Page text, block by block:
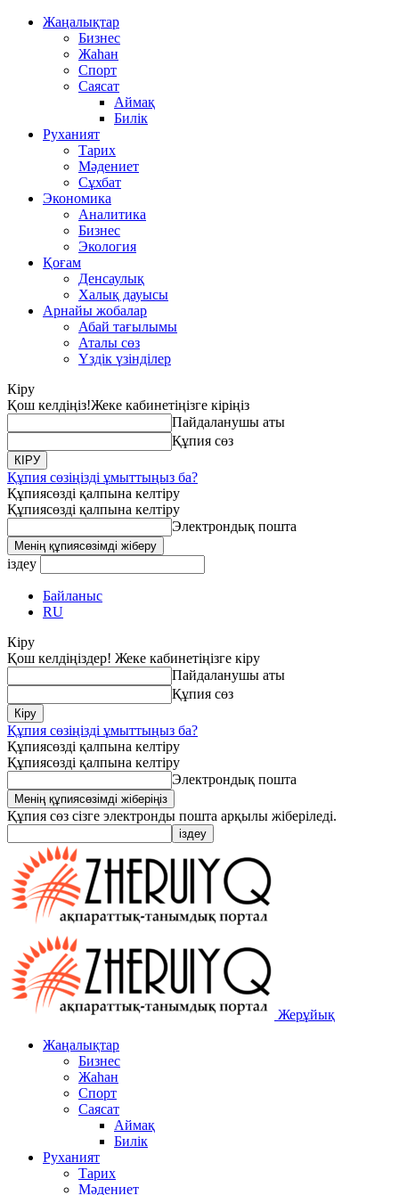
Жаңалықтар
Бизнес
Жаһан
Спорт
Саясат
Аймақ
Билік
Руханият
Тарих
Мәдениет
Сұхбат
Экономика
Аналитика
Бизнес
Экология
Қоғам
Денсаулық
Халық дауысы
Арнайы жобалар
Абай тағылымы
Аталы сөз
Үздік үзінділер
Кіру
Қош келдіңіз!Жеке кабинетіңізге кіріңіз
Пайдаланушы аты
Құпия сөз
Құпия сөзіңізді ұмыттыңыз ба?
Құпиясөзді қалпына келтіру
Құпиясөзді қалпына келтіру
Электрондық пошта
іздеу
Байланыс
RU
Кіру
Қош келдіңіздер! Жеке кабинетіңізге кіру
Пайдаланушы аты
Құпия сөз
Құпия сөзіңізді ұмыттыңыз ба?
Құпиясөзді қалпына келтіру
Құпиясөзді қалпына келтіру
Электрондық пошта
Құпия сөз сізге электронды пошта арқылы жіберіледі.
Жерұйық
Жаңалықтар
Бизнес
Жаһан
Спорт
Саясат
Аймақ
Билік
Руханият
Тарих
Мәдениет